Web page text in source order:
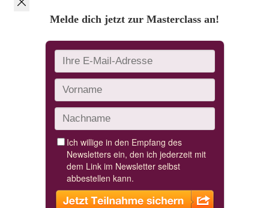
Melde dich jetzt zur Masterclass an!